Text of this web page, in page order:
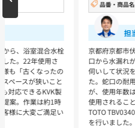
浴室
シンラ サザナ
キッチン
ミッテ
TBV03401J
担当スタッフの解説
京都府京都市伏見区の戸建にお住ま
口から水漏れが起こっているとの相
伺いして状況を確認したところ蛇口
た。蛇口の耐用年数は一般的に10年
が、使用年数は5年〜10年ほどとのこ
使用されることも踏まえ、お客様に
TOTO TBV03401J）への交換をご提
を行いました。交換作業は30分で完